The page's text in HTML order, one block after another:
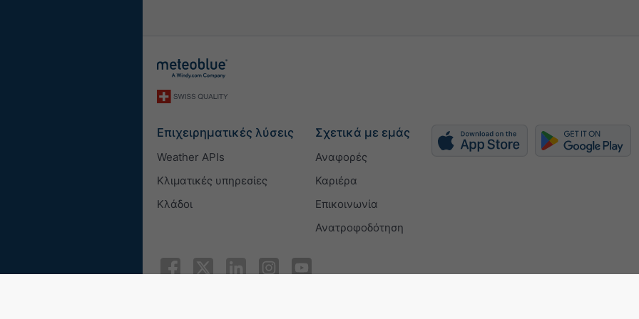
Επιχειρηματικές λύσεις
Weather APIs
Κλιματικές υπηρεσίες
Κλάδοι
Σχετικά με εμάς
Αναφορές
Καριέρα
Επικοινωνία
Ανατροφοδότηση